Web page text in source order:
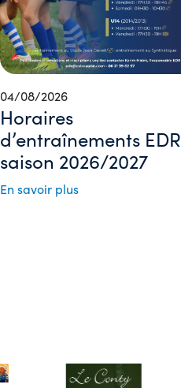
04/08/2026
Horaires
d’entraînements EDR
saison 2026/2027
En savoir plus